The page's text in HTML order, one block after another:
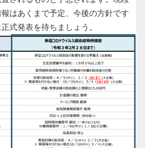
はあくまで予定、今後の方針です
式発表を待ちましょう。